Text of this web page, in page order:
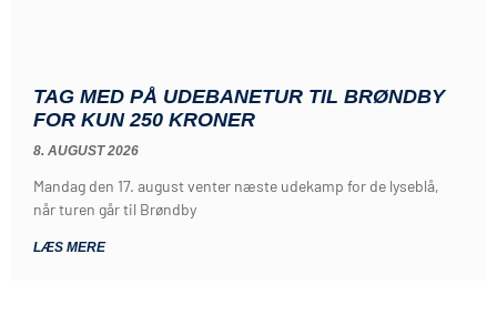
TAG MED PÅ UDEBANETUR TIL BRØNDBY
FOR KUN 250 KRONER
8. AUGUST 2026
Mandag den 17. august venter næste udekamp for de lyseblå,
når turen går til Brøndby
LÆS MERE